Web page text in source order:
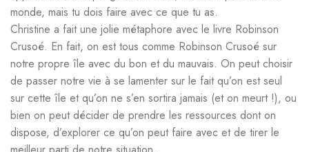
monde, mais tu dois faire avec ce que tu as.
Christine a fait une jolie métaphore avec le livre Robinson
Crusoé. En fait, on est tous comme Robinson Crusoé sur
notre propre île avec du bon et du mauvais. On peut choisir
de passer notre vie à se lamenter sur le fait qu’on est seul
sur cette île et qu’on ne s’en sortira jamais (et on meurt !), ou
bien on peut décider de prendre les ressources dont on
dispose, d’explorer ce qu’on peut faire avec et de tirer le